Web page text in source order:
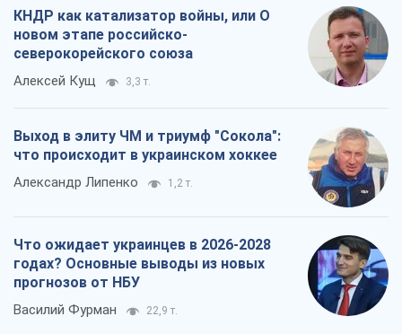
КНДР как катализатор войны, или О
новом этапе российско-
северокорейского союза
Алексей Кущ 3,3 т.
Выход в элиту ЧМ и триумф "Сокола":
что происходит в украинском хоккее
Александр Липенко 1,2 т.
Что ожидает украинцев в 2026-2028
годах? Основные выводы из новых
прогнозов от НБУ
Василий Фурман 22,9 т.